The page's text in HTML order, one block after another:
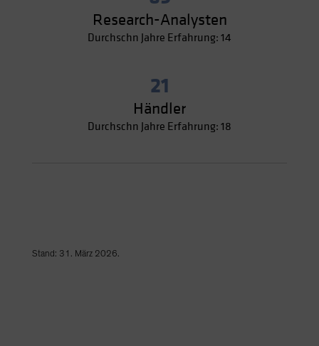
Research-Analysten
Durchschn Jahre Erfahrung: 14
21
Händler
Durchschn Jahre Erfahrung: 18
Stand: 31. März 2026.